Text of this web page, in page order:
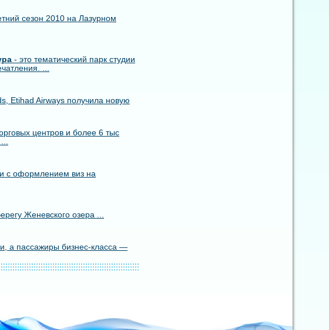
сезон 2010 на Лазурном
- это тематический парк студии
...
Etihad Airways получила новую
центров и более 6 тыс
с оформлением виз на
Женевского озера ...
а пассажиры бизнес-класса —